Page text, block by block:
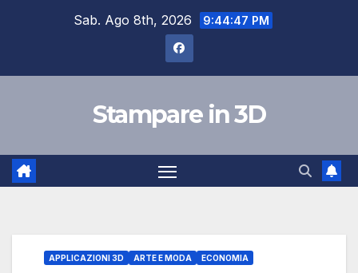
Sab. Ago 8th, 2026 9:44:48 PM
Stampare in 3D
APPLICAZIONI 3D ARTE E MODA ECONOMIA